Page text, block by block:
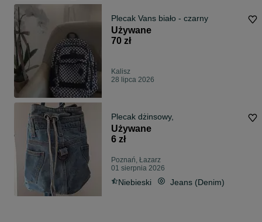
Plecak Vans biało - czarny
Używane
70 zł
Kalisz
28 lipca 2026
Plecak dżinsowy,
Używane
6 zł
Poznań, Łazarz
01 sierpnia 2026
Niebieski Jeans (Denim)